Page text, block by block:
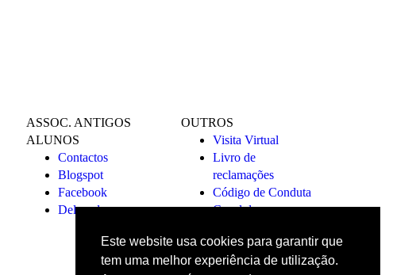
Este website usa cookies para garantir que
tem uma melhor experiência de utilização.
ASSOC. ANTIGOS
ALUNOS
Contactos
Blogspot
Facebook
Delegados
OUTROS
Visita Virtual
Livro de
reclamações
Código de Conduta
Canal de